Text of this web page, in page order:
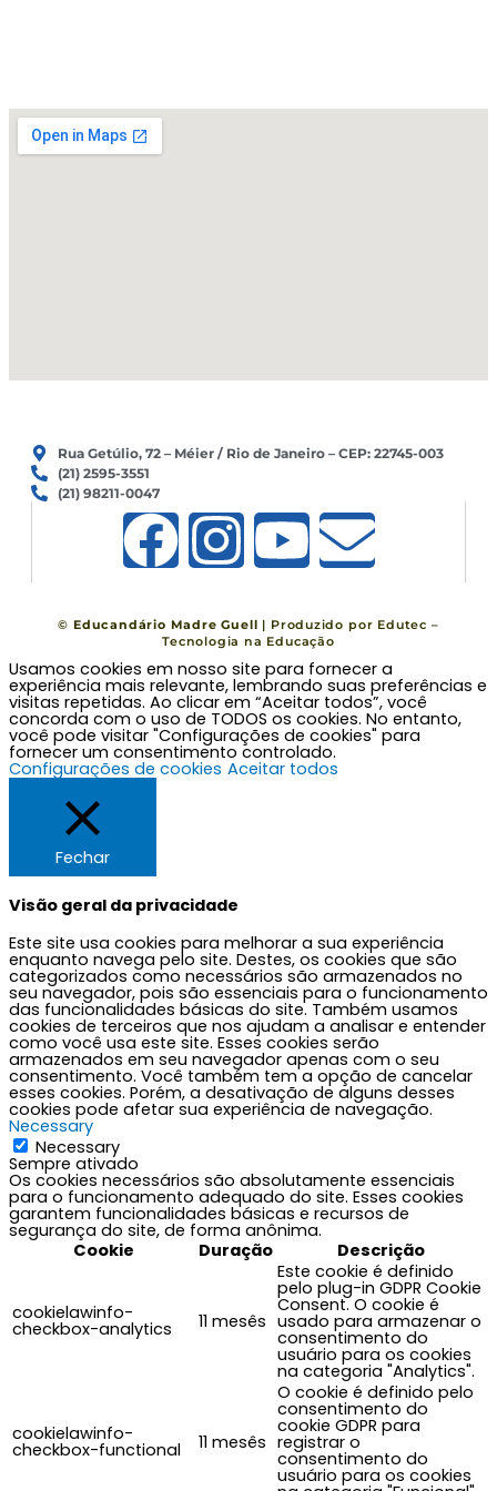
m
Rua Getúlio, 72 – Méier / Rio de Janeiro – CEP: 22745-003
(21) 2595-3551
(21) 98211-0047
F
a
c
e
b
o
k
I
n
s
t
a
a
m
Y
o
u
t
u
E
n
v
e
l
e
©Educandário Madre Guell | Produzido por Edutec –
Tecnologia na Educação
Usamos cookies em nosso site para fornecer a
experiência mais relevante, lembrando suas preferências e
visitas repetidas. Ao clicar em “Aceitar todos”, você
concorda com o uso de TODOS os cookies. No entanto,
você pode visitar "Configurações de cookies" para
fornecer um consentimento controlado.
Configurações de cookies Aceitar todos
Fechar
Visão geral da privacidade
Este site usa cookies para melhorar a sua experiência
enquanto navega pelo site. Destes, os cookies que são
categorizados como necessários são armazenados no
seu navegador, pois são essenciais para o funcionamento
das funcionalidades básicas do site. Também usamos
cookies de terceiros que nos ajudam a analisar e entender
como você usa este site. Esses cookies serão
armazenados em seu navegador apenas com o seu
consentimento. Você também tem a opção de cancelar
esses cookies. Porém, a desativação de alguns desses
cookies pode afetar sua experiência de navegação.
Necessary
Necessary
Sempre ativado
Os cookies necessários são absolutamente essenciais
para o funcionamento adequado do site. Esses cookies
garantem funcionalidades básicas e recursos de
segurança do site, de forma anônima.
Cookie
Duração Descrição
cookielawinfo-
checkbox-analytics 11 mesês
Este cookie é definido
pelo plug-in GDPR Cookie
Consent. O cookie é
usado para armazenar o
consentimento do
usuário para os cookies
na categoria "Analytics".
cookielawinfo-
checkbox-functional 11 mesês
O cookie é definido pelo
consentimento do
cookie GDPR para
registrar o
consentimento do
usuário para os cookies